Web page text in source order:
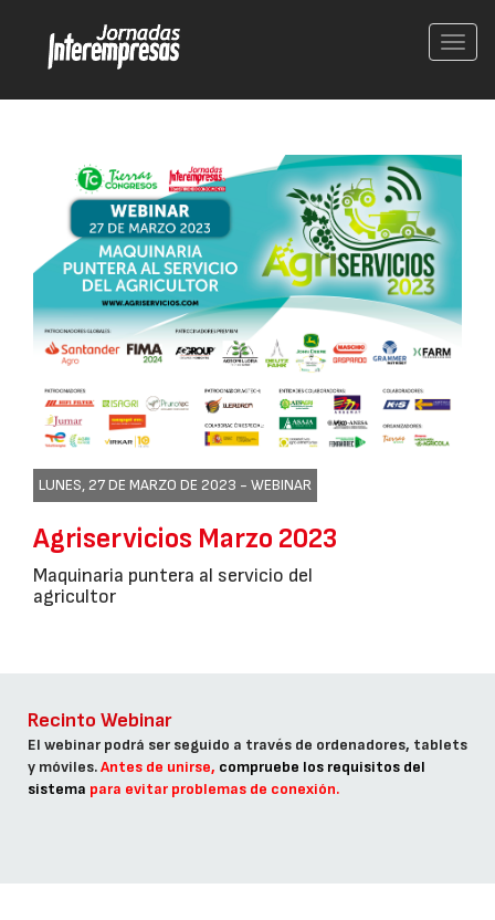
LUNES, 27 DE MARZO DE 2023 - WEBINAR
Agriservicios Marzo 2023
Maquinaria puntera al servicio del
agricultor
Recinto Webinar
El webinar podrá ser seguido a través de ordenadores, tablets
y móviles.Antes de unirse, compruebe los requisitos del
sistema para evitar problemas de conexión.